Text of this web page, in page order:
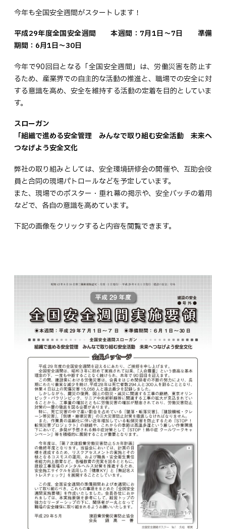
今年も全国安全週間がスタートします！
平成29年度全国安全週間 本週間：7月1日～7日 準備
期間：6月1日～30日
今年で90回目となる「全国安全週間」は、労働災害を防止す
るため、産業界での自主的な活動の推進と、職場での安全に対
する意識を高め、安全を維持する活動の定着を目的としていま
す。
スローガン
「組織で進める安全管理 みんなで取り組む安全活動 未来へ
つなげよう安全文化
弊社の取り組みとしては、安全環境研修会の開催や、互助会役
員と合同の現場パトロールなどを予定しています。
また、現場でのポスター・垂れ幕の掲示や、安全バッチの着用
などで、各自の意識を高めています。
下記の画像をクリックすると内容を閲覧できます。